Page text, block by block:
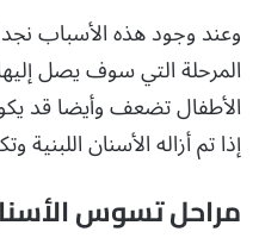
وعند وجود هذه الأسباب
المرحلة التي سوف يصل
الأطفال تضعف وأيضا قد
إذا تم أزاله الأسنان اللبنية
مراحل تسوس